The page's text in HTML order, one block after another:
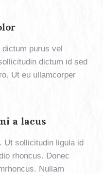
purus vel
dictum id sed
Ut eu ullamcorper
a lacus
Ut sollicitudin ligula id
rhoncus. Donec
Nullam